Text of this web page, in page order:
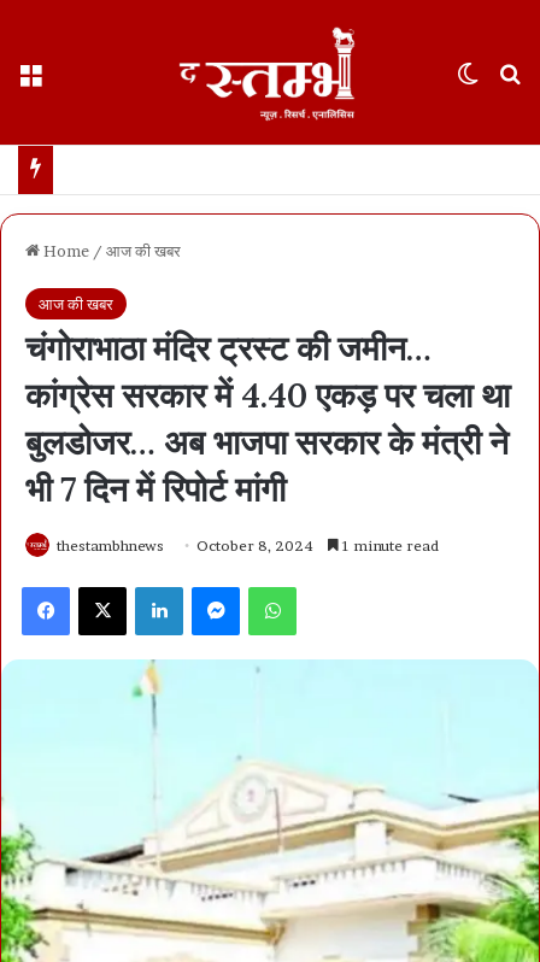
Home / आज की खबर
आज की खबर
चंगोराभाठा मंदिर ट्रस्ट की जमीन…
कांग्रेस सरकार में 4.40 एकड़ पर चला था
बुलडोजर… अब भाजपा सरकार के मंत्री ने
भी 7 दिन में रिपोर्ट मांगी
thestambhnews October 8, 2024 1 minute read
Facebook X LinkedIn